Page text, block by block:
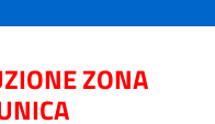
ZONA